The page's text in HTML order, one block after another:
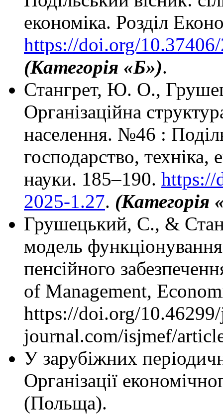
економіка. Розділ
https://doi.org/
(Категорія «Б»).
Стангрет, Ю. О.,
Організаційна
населення. №46 :
господарство, техніка,
науки. 185–190. https://
2025-1.27. (Категорія
Грушецький, С., &
модель
пенсійного
of Management,
https://doi.org/
journal.com/isjmef/
У зарубіжних
Організації
(Польща).